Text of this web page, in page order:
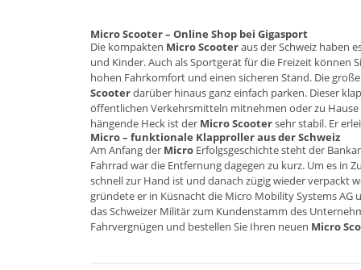
Micro Scooter – Online Shop bei Gigasport
Die kompakten MicroScooteraus der Schweiz haben
und Kinder. Auch als Sportgerät für die Freizeit können
hohen Fahrkomfort und einen sicheren Stand. Die
Scooterdarüber hinaus ganz einfach parken. Dieser
öffentlichen Verkehrsmitteln mitnehmen oder zu
hängende Heck ist der Micro Scootersehr stabil. Er
Micro – funktionale Klapproller aus der Schweiz
Am Anfang der Micro Erfolgsgeschichte steht der
Fahrrad war die Entfernung dagegen zu kurz. Um es in
schnell zur Hand ist und danach zügig wieder verpackt
gründete er in Küsnacht die Micro Mobility Systems
das Schweizer Militär zum Kundenstamm des
Fahrvergnügen und bestellen Sie Ihren neuen Micro